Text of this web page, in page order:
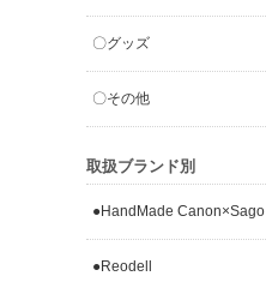
〇グッズ
〇その他
取扱ブランド別
●HandMade Canon×Sago
●Reodell